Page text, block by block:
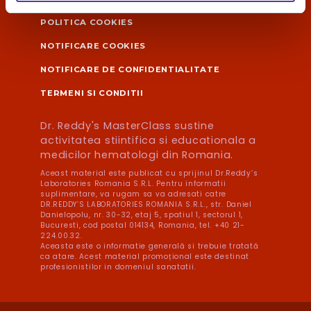
POLITICA COOKIES
NOTIFICARE COOKIES
NOTIFICARE DE CONFIDENTIALITATE
TERMENI SI CONDITII
Dr. Reddy's MasterClass sustine
activitatea stiintifica si educationala a
medicilor hematologi din Romania.
Aceast material este publicat cu sprijinul Dr.Reddy’s
Laboratories Romania S.R.L. Pentru informatii
suplimentare, va rugam sa va adresati catre
DR.REDDY’S LABORATORIES ROMANIA S.R.L., str. Daniel
Danielopolu, nr. 30-32, etaj 5, spatiul 1, sectorul 1,
Bucuresti, cod postal 014134, Romania, tel. +40 21-
224.00.32.
Aceasta este o informatie generală si trebuie tratată
ca atare. Acest material promoțional este destinat
profesionistilor in domeniul sanatatii.